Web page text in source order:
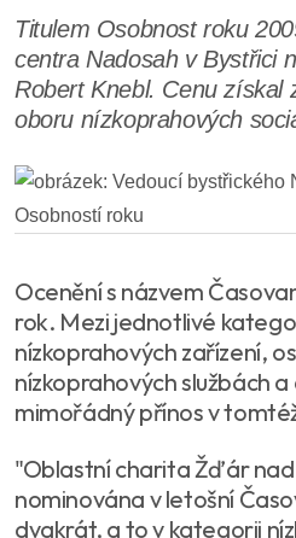
Titulem Osobnost roku
centra Nadosah v Bystřici
Robert Knebl. Cenu získal
oboru nízkoprahových
Ocenění s názvem
rok. Mezi jednotlivé
nízkoprahových zařízení,
nízkoprahových službách
mimořádný přínos v
"Oblastní charita Žďár
nominována v letošní
dvakrát, a to v kategorii